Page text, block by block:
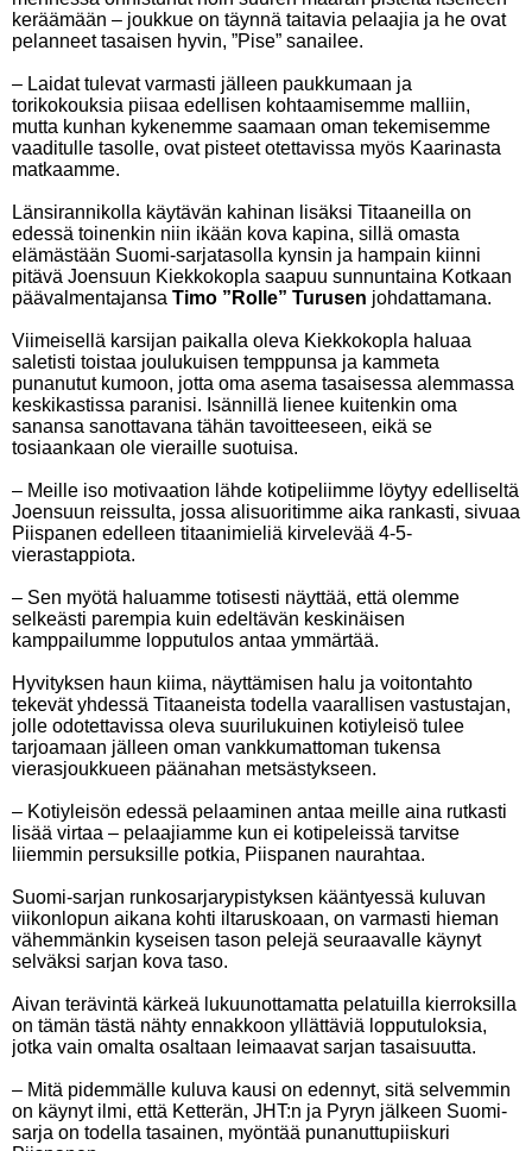
keräämään – joukkue on täynnä taitavia pelaajia ja he ovat
pelanneet tasaisen hyvin, ”Pise” sanailee.
– Laidat tulevat varmasti jälleen paukkumaan ja
torikokouksia piisaa edellisen kohtaamisemme malliin,
mutta kunhan kykenemme saamaan oman tekemisemme
vaaditulle tasolle, ovat pisteet otettavissa myös Kaarinasta
matkaamme.
Länsirannikolla käytävän kahinan lisäksi Titaaneilla on
edessä toinenkin niin ikään kova kapina, sillä omasta
elämästään Suomi-sarjatasolla kynsin ja hampain kiinni
pitävä Joensuun Kiekkokopla saapuu sunnuntaina Kotkaan
päävalmentajansa Timo ”Rolle” Turusen johdattamana.
Viimeisellä karsijan paikalla oleva Kiekkokopla haluaa
saletisti toistaa joulukuisen temppunsa ja kammeta
punanutut kumoon, jotta oma asema tasaisessa alemmassa
keskikastissa paranisi. Isännillä lienee kuitenkin oma
sanansa sanottavana tähän tavoitteeseen, eikä se
tosiaankaan ole vieraille suotuisa.
– Meille iso motivaation lähde kotipeliimme löytyy edelliseltä
Joensuun reissulta, jossa alisuoritimme aika rankasti, sivuaa
Piispanen edelleen titaanimieliä kirvelevää 4-5-
vierastappiota.
– Sen myötä haluamme totisesti näyttää, että olemme
selkeästi parempia kuin edeltävän keskinäisen
kamppailumme lopputulos antaa ymmärtää.
Hyvityksen haun kiima, näyttämisen halu ja voitontahto
tekevät yhdessä Titaaneista todella vaarallisen vastustajan,
jolle odotettavissa oleva suurilukuinen kotiyleisö tulee
tarjoamaan jälleen oman vankkumattoman tukensa
vierasjoukkueen päänahan metsästykseen.
– Kotiyleisön edessä pelaaminen antaa meille aina rutkasti
lisää virtaa – pelaajiamme kun ei kotipeleissä tarvitse
liiemmin persuksille potkia, Piispanen naurahtaa.
Suomi-sarjan runkosarjarypistyksen kääntyessä kuluvan
viikonlopun aikana kohti iltaruskoaan, on varmasti hieman
vähemmänkin kyseisen tason pelejä seuraavalle käynyt
selväksi sarjan kova taso.
Aivan terävintä kärkeä lukuunottamatta pelatuilla kierroksilla
on tämän tästä nähty ennakkoon yllättäviä lopputuloksia,
jotka vain omalta osaltaan leimaavat sarjan tasaisuutta.
– Mitä pidemmälle kuluva kausi on edennyt, sitä selvemmin
on käynyt ilmi, että Ketterän, JHT:n ja Pyryn jälkeen Suomi-
sarja on todella tasainen, myöntää punanuttupiiskuri